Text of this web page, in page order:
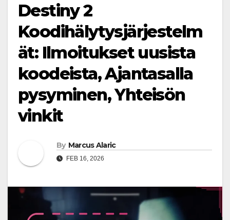
Destiny 2
Koodihälytysjärjestelm
ät: Ilmoitukset uusista
koodeista, Ajantasalla
pysyminen, Yhteisön
vinkit
By Marcus Alaric
FEB 16, 2026